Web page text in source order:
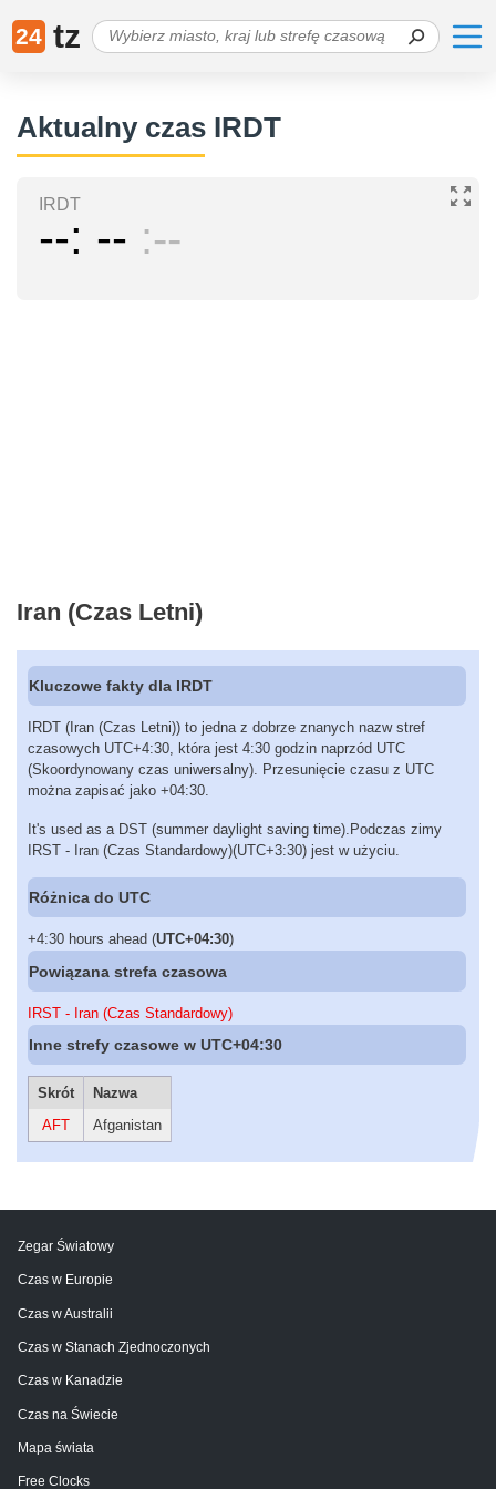
24 tz
Aktualny czas IRDT
IRDT
-- -- --
Iran (Czas Letni)
Kluczowe fakty dla IRDT
IRDT (Iran (Czas Letni)) to jedna z dobrze znanych nazw stref
czasowych UTC+4:30, która jest 4:30 godzin naprzód UTC
(Skoordynowany czas uniwersalny). Przesunięcie czasu z UTC
można zapisać jako +04:30.
It's used as a DST (summer daylight saving time).Podczas zimy
IRST - Iran (Czas Standardowy)(UTC+3:30) jest w użyciu.
Różnica do UTC
+4:30 hours ahead (UTC+04:30)
Powiązana strefa czasowa
IRST - Iran (Czas Standardowy)
Inne strefy czasowe w UTC+04:30
Skrót
Nazwa
AFT
Afganistan
Zegar Światowy
Czas w Europie
Czas w Australii
Czas w Stanach Zjednoczonych
Czas w Kanadzie
Czas na Świecie
Mapa świata
Free Clocks